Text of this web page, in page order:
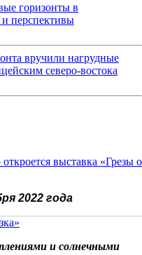
горизонты в
и перспективы
вручили нагрудные
северо-востока
выставка «Грезы о
2022 года
и солнечными